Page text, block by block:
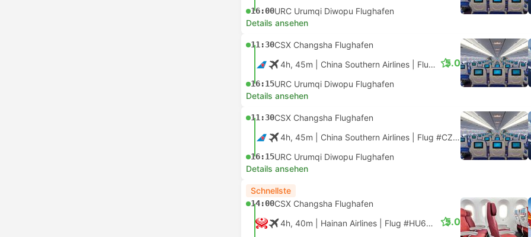
16:00URC Urumqi Diwopu Flughafen
Details ansehen
11:30CSX Changsha Flughafen
4h, 45m | China Southern Airlines Flug #CZ8229 |Economy
16:15URC Urumqi Diwopu Flughafen
5.0
Details ansehen
11:30CSX Changsha Flughafen
4h, 45m | China Southern Airlines Flug #CZ8229 |Economy
16:15URC Urumqi Diwopu Flughafen
Details ansehen
Schnellste
14:00CSX Changsha Flughafen
4h, 40m | Hainan Airlines Flug #HU6203 |Economy
5.0